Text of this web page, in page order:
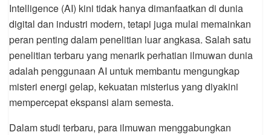
Intelligence (AI) kini tidak hanya dimanfaatkan di dunia
digital dan industri modern, tetapi juga mulai memainkan
peran penting dalam penelitian luar angkasa. Salah satu
penelitian terbaru yang menarik perhatian ilmuwan dunia
adalah penggunaan AI untuk membantu mengungkap
misteri energi gelap, kekuatan misterius yang diyakini
mempercepat ekspansi alam semesta.
Dalam studi terbaru, para ilmuwan menggabungkan